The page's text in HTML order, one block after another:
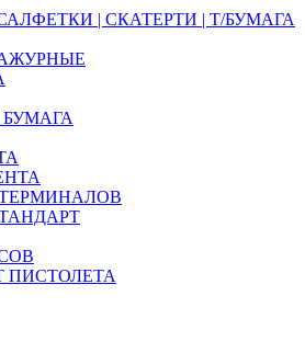
| СКАТЕРТИ | Т/БУМАГА
АЖУРНЫЕ
БУМАГА
ТЕРМИНАЛОВ
ПИСТОЛЕТА